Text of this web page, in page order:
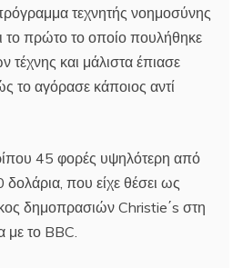
τεχνητής νοημοσύνης
το πρώτο το οποίο πουλήθηκε
και μάλιστα έπιασε
το αγόρασε κάποιος αντί
45 φορές υψηλότερη από
που είχε θέσει ως
δημοπρασιών Christie΄s στη
το BBC.